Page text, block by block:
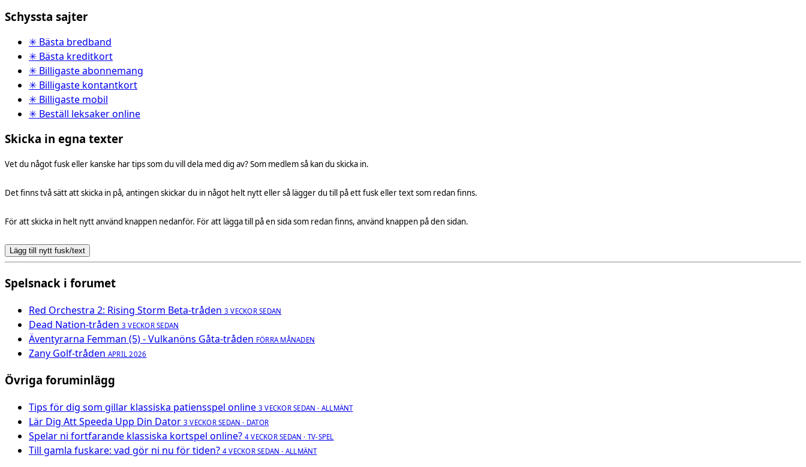
Schyssta sajter
✳ Bästa bredband
✳ Bästa kreditkort
✳ Billigaste abonnemang
✳ Billigaste kontantkort
✳ Billigaste mobil
✳ Beställ leksaker online
Skicka in egna texter
Vet du något fusk eller kanske har tips som du vill dela med dig av? Som medlem så kan du skicka in.
Det finns två sätt att skicka in på, antingen skickar du in något helt nytt eller så lägger du till på ett fusk eller text som redan finns.
För att skicka in helt nytt använd knappen nedanför. För att lägga till på en sida som redan finns, använd knappen på den sidan.
Lägg till nytt fusk/text
Spelsnack i forumet
Red Orchestra 2: Rising Storm Beta-tråden 3 VECKOR SEDAN
Dead Nation-tråden 3 VECKOR SEDAN
Äventyrarna Femman (5) - Vulkanöns Gåta-tråden FÖRRA MÅNADEN
Zany Golf-tråden APRIL 2026
Övriga foruminlägg
Tips för dig som gillar klassiska patiensspel online 3 VECKOR SEDAN · ALLMÄNT
Lär Dig Att Speeda Upp Din Dator 3 VECKOR SEDAN · DATOR
Spelar ni fortfarande klassiska kortspel online? 4 VECKOR SEDAN · TV-SPEL
Till gamla fuskare: vad gör ni nu för tiden? 4 VECKOR SEDAN · ALLMÄNT